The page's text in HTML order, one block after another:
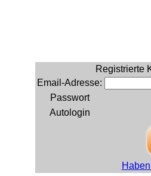
Registrierte
Email-Adresse:
Passwort
Autologin